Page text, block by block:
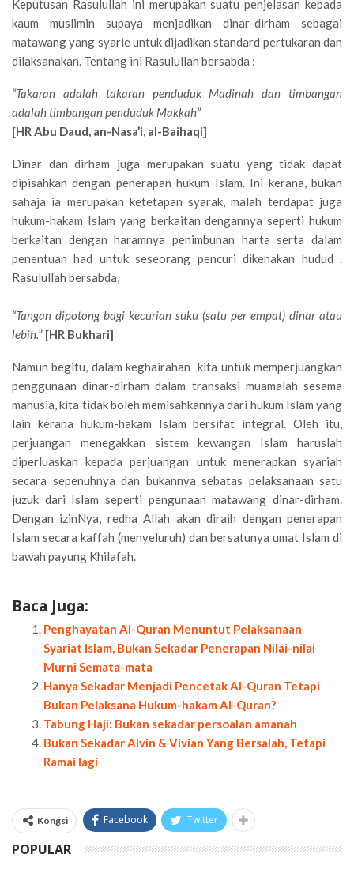
Keputusan Rasulullah ini merupakan suatu penjelasan kepada
kaum muslimin supaya menjadikan dinar-dirham sebagai
matawang yang syarie untuk dijadikan standard pertukaran dan
dilaksanakan. Tentang ini Rasulullah bersabda :
“Takaran adalah takaran penduduk Madinah dan timbangan
adalah timbangan penduduk Makkah”
[HR Abu Daud, an-Nasa’i, al-Baihaqi]
Dinar dan dirham juga merupakan suatu yang tidak dapat
dipisahkan dengan penerapan hukum Islam. Ini kerana, bukan
sahaja ia merupakan ketetapan syarak, malah terdapat juga
hukum-hakam Islam yang berkaitan dengannya seperti hukum
berkaitan dengan haramnya penimbunan harta serta dalam
penentuan had untuk seseorang pencuri dikenakan hudud .
Rasulullah bersabda,
“Tangan dipotong bagi kecurian suku (satu per empat) dinar atau
lebih.” [HR Bukhari]
Namun begitu, dalam keghairahan kita untuk memperjuangkan
penggunaan dinar-dirham dalam transaksi muamalah sesama
manusia, kita tidak boleh memisahkannya dari hukum Islam yang
lain kerana hukum-hakam Islam bersifat integral. Oleh itu,
perjuangan menegakkan sistem kewangan Islam haruslah
diperluaskan kepada perjuangan untuk menerapkan syariah
secara sepenuhnya dan bukannya sebatas pelaksanaan satu
juzuk dari Islam seperti pengunaan matawang dinar-dirham.
Dengan izinNya, redha Allah akan diraih dengan penerapan
Islam secara kaffah (menyeluruh) dan bersatunya umat Islam di
bawah payung Khilafah.
Baca Juga:
Penghayatan Al-Quran Menuntut Pelaksanaan
Syariat Islam, Bukan Sekadar Penerapan Nilai-nilai
Murni Semata-mata
Hanya Sekadar Menjadi Pencetak Al-Quran Tetapi
Bukan Pelaksana Hukum-hakam Al-Quran?
Tabung Haji: Bukan sekadar persoalan amanah
Bukan Sekadar Alvin & Vivian Yang Bersalah, Tetapi
Ramai lagi
Kongsi Facebook Twitter
POPULAR